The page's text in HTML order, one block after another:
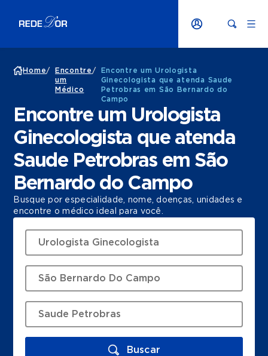
Home/
Encontre
um
Médico
/
Encontre um Urologista
Ginecologista que atenda Saude
Petrobras em São Bernardo do
Campo
Encontre um Urologista
Ginecologista que atenda
Saude Petrobras em São
Bernardo do Campo
Busque por especialidade, nome, doenças, unidades e
encontre o médico ideal para você.
Buscar